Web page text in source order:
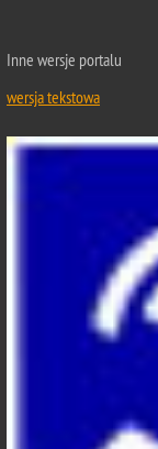
Inne wersje portalu
wersja tekstowa